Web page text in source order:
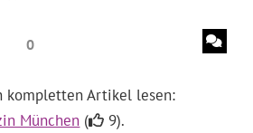
0
kompletten Artikel lesen:
München ( 9).